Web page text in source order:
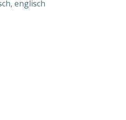
englisch